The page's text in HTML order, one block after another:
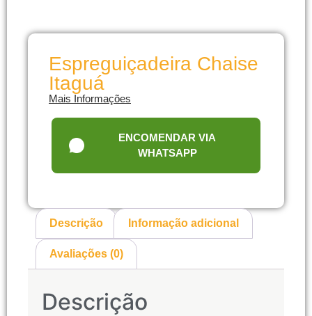
Espreguiçadeira Chaise
Itaguá
Mais Informações
ENCOMENDAR VIA
WHATSAPP
Descrição Informação adicional
Avaliações (0)
Descrição